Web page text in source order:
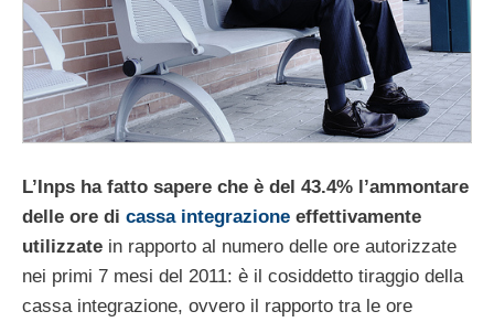
L’Inps ha fatto sapere che è del 43.4% l’ammontare
delle ore di cassa integrazione effettivamente
utilizzate in rapporto al numero delle ore autorizzate
nei primi 7 mesi del 2011: è il cosiddetto tiraggio della
cassa integrazione, ovvero il rapporto tra le ore